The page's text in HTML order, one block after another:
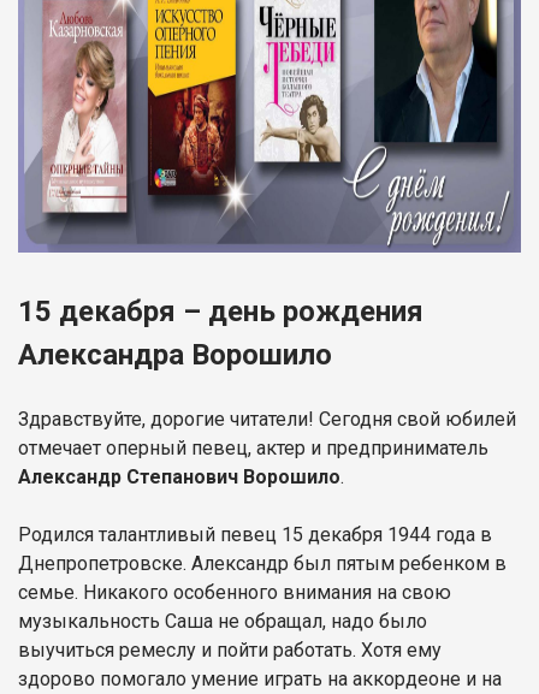
15 декабря – день рождения
Александра Ворошило
Здравствуйте, дорогие читатели! Сегодня свой юбилей
отмечает оперный певец, актер и предприниматель
Александр Степанович Ворошило.
Родился талантливый певец 15 декабря 1944 года в
Днепропетровске. Александр был пятым ребенком в
семье. Никакого особенного внимания на свою
музыкальность Саша не обращал, надо было
выучиться ремеслу и пойти работать. Хотя ему
здорово помогало умение играть на аккордеоне и на